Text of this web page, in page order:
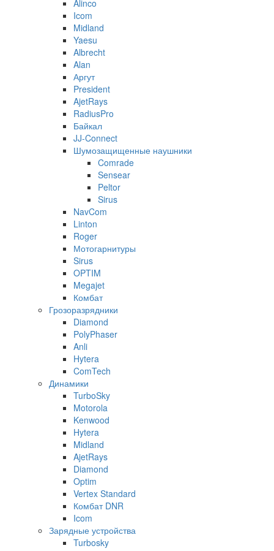
Alinco
Icom
Midland
Yaesu
Albrecht
Alan
Аргут
President
AjetRays
RadiusPro
Байкал
JJ-Connect
Шумозащищенные наушники
Comrade
Sensear
Peltor
Sirus
NavCom
Linton
Roger
Мотогарнитуры
Sirus
OPTIM
Megajet
Комбат
Грозоразрядники
Diamond
PolyPhaser
Anli
Hytera
ComTech
Динамики
TurboSky
Motorola
Kenwood
Hytera
Midland
AjetRays
Diamond
Optim
Vertex Standard
Комбат DNR
Icom
Зарядные устройства
Turbosky